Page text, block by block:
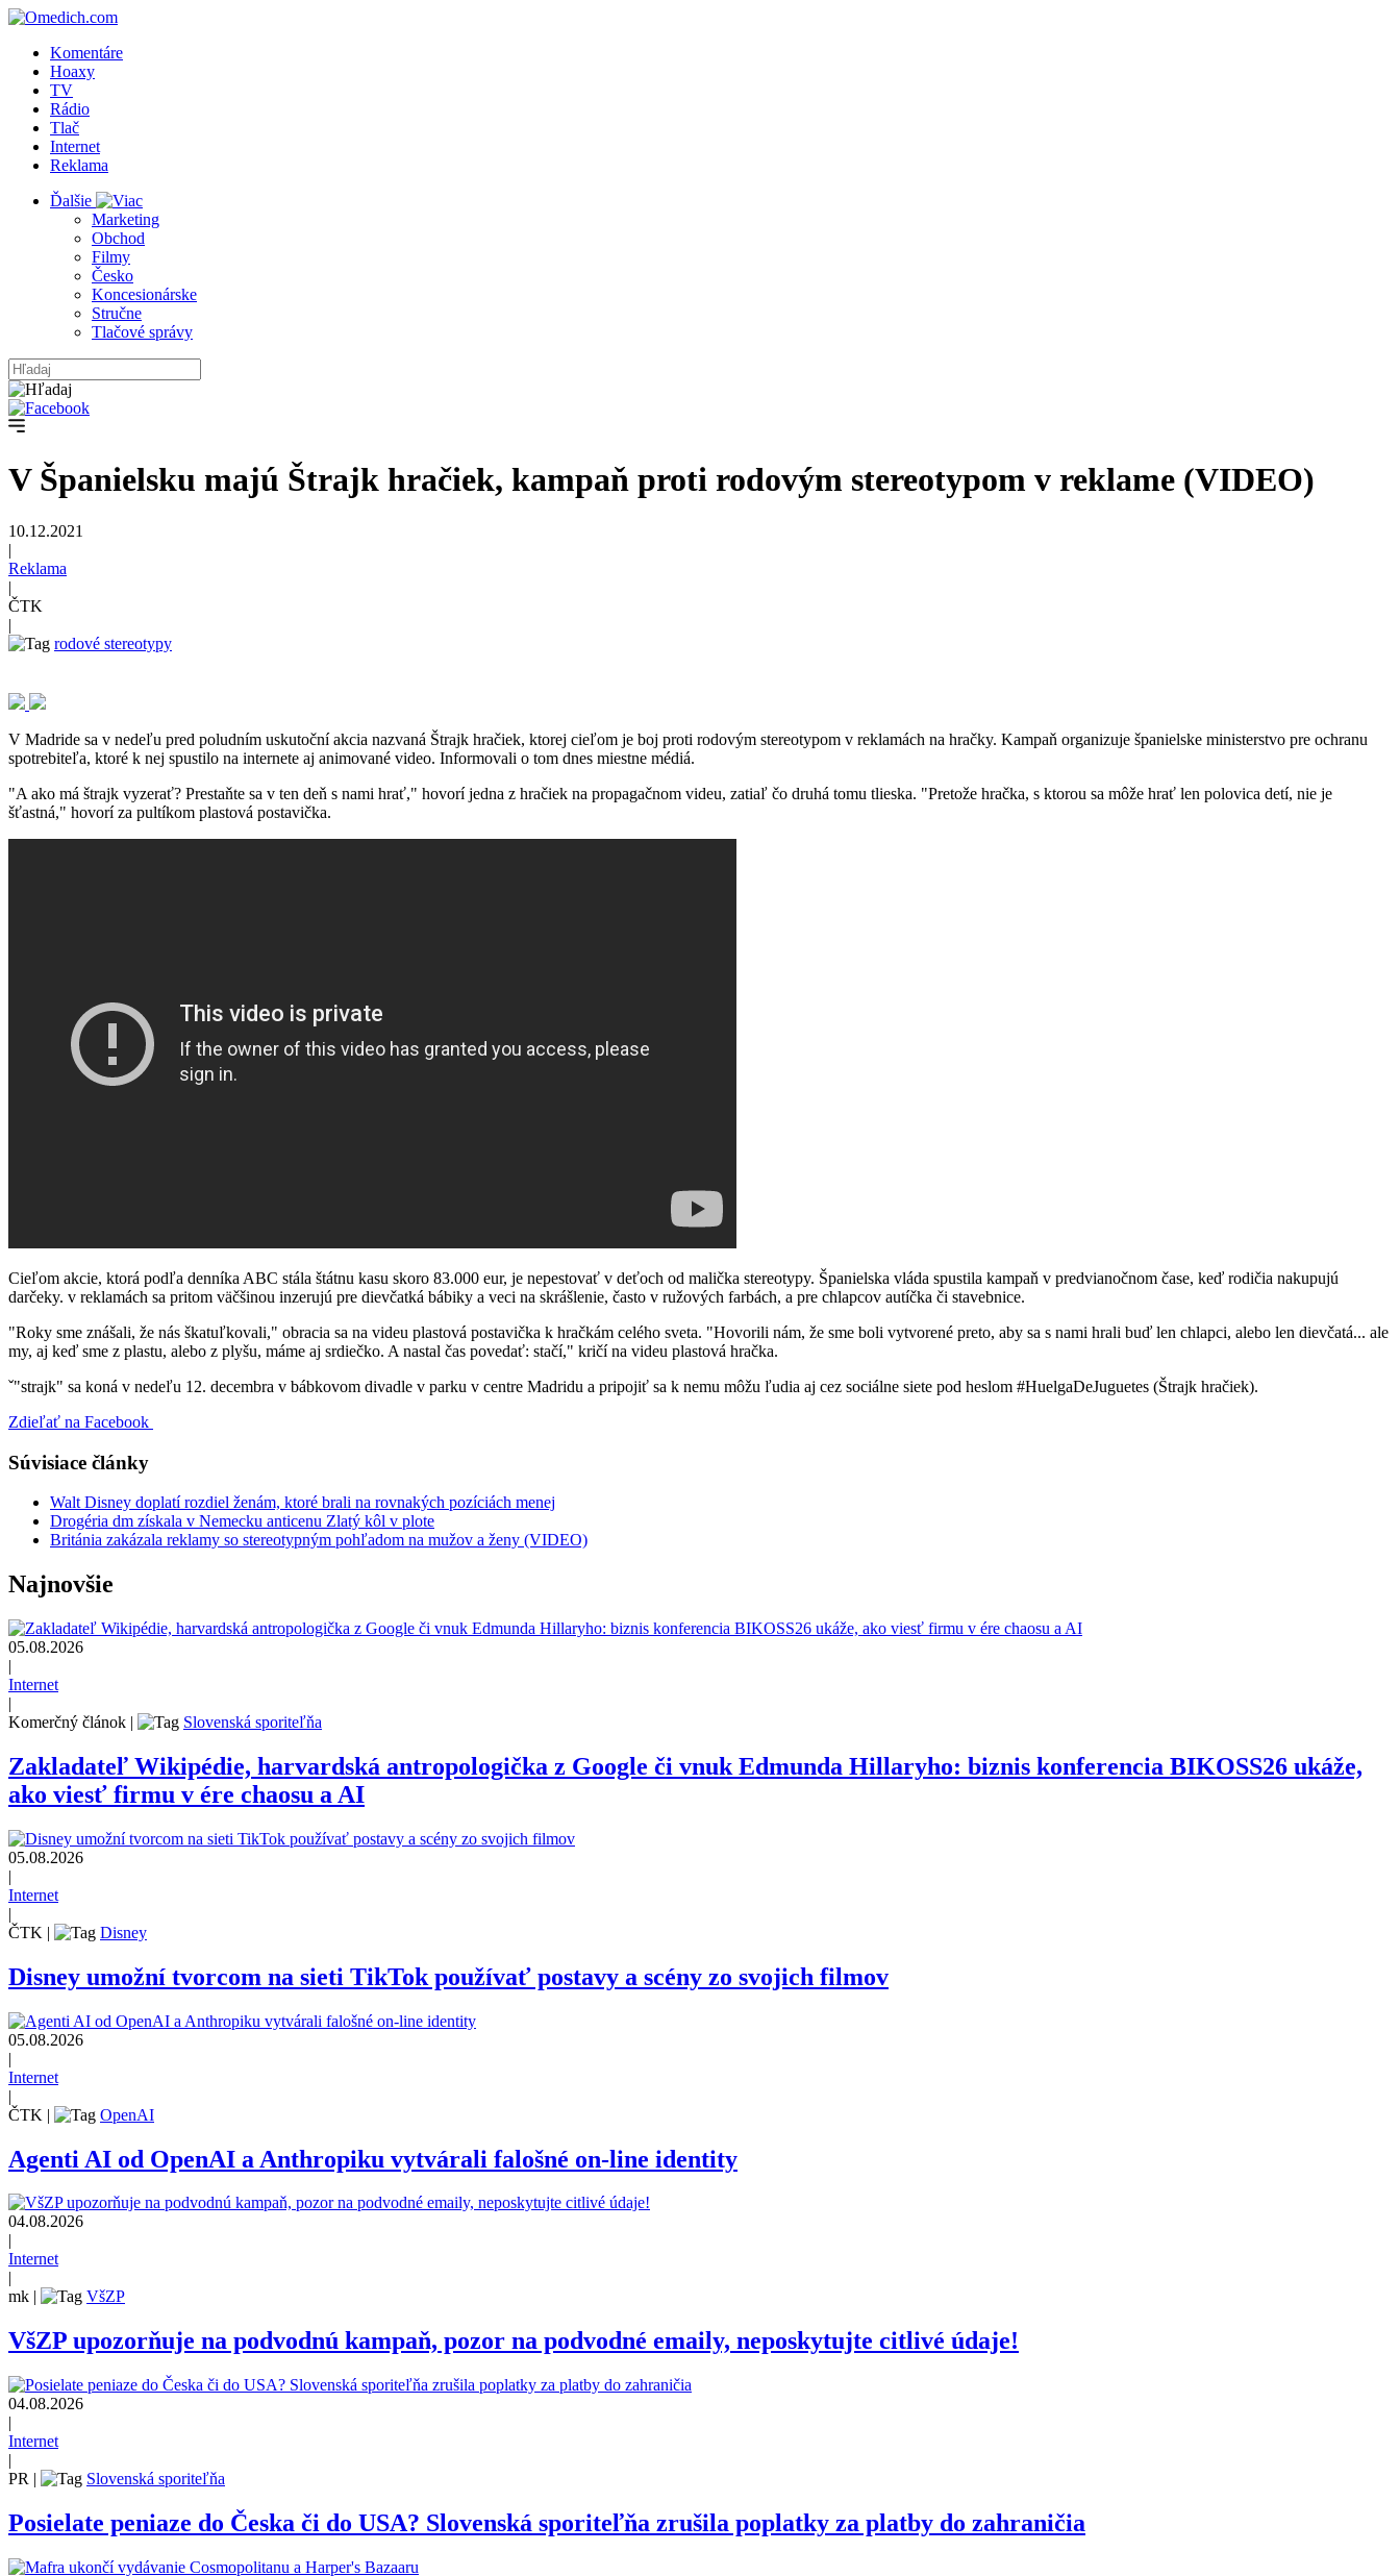
Komentáre
Hoaxy
TV
Rádio
Tlač
Internet
Reklama
Ďalšie
Marketing
Obchod
Filmy
Česko
Koncesionárske
Stručne
Tlačové správy
V Španielsku majú Štrajk hračiek, kampaň proti rodovým stereotypom v reklame (VIDEO)
10.12.2021
|
Reklama
|
ČTK
|
rodové stereotypy
V Madride sa v nedeľu pred poludním uskutoční akcia nazvaná Štrajk hračiek, ktorej cieľom je boj proti rodovým stereotypom v reklamách na hračky. Kampaň organizuje španielske ministerstvo pre ochranu
spotrebiteľa, ktoré k nej spustilo na internete aj animované video. Informovali o tom dnes miestne médiá.
"A ako má štrajk vyzerať? Prestaňte sa v ten deň s nami hrať," hovorí jedna z hračiek na propagačnom videu, zatiaľ čo druhá tomu tlieska. "Pretože hračka, s ktorou sa môže hrať len polovica detí, nie je
šťastná," hovorí za pultíkom plastová postavička.
Cieľom akcie, ktorá podľa denníka ABC stála štátnu kasu skoro 83.000 eur, je nepestovať v deťoch od malička stereotypy. Španielska vláda spustila kampaň v predvianočnom čase, keď rodičia nakupujú
darčeky. v reklamách sa pritom väčšinou inzerujú pre dievčatká bábiky a veci na skrášlenie, často v ružových farbách, a pre chlapcov autíčka či stavebnice.
"Roky sme znášali, že nás škatuľkovali," obracia sa na videu plastová postavička k hračkám celého sveta. "Hovorili nám, že sme boli vytvorené preto, aby sa s nami hrali buď len chlapci, alebo len dievčatá... ale
my, aj keď sme z plastu, alebo z plyšu, máme aj srdiečko. A nastal čas povedať: stačí," kričí na videu plastová hračka.
ˇ"strajk" sa koná v nedeľu 12. decembra v bábkovom divadle v parku v centre Madridu a pripojiť sa k nemu môžu ľudia aj cez sociálne siete pod heslom #HuelgaDeJuguetes (Štrajk hračiek).
Zdieľať na Facebook
Súvisiace články
Walt Disney doplatí rozdiel ženám, ktoré brali na rovnakých pozíciách menej
Drogéria dm získala v Nemecku anticenu Zlatý kôl v plote
Británia zakázala reklamy so stereotypným pohľadom na mužov a ženy (VIDEO)
Najnovšie
05.08.2026
|
Internet
|
Komerčný článok | Slovenská sporiteľňa
Zakladateľ Wikipédie, harvardská antropologička z Google či vnuk Edmunda Hillaryho: biznis konferencia BIKOSS26 ukáže,
ako viesť firmu v ére chaosu a AI
05.08.2026
|
Internet
|
ČTK | Disney
Disney umožní tvorcom na sieti TikTok používať postavy a scény zo svojich filmov
05.08.2026
|
Internet
|
ČTK | OpenAI
Agenti AI od OpenAI a Anthropiku vytvárali falošné on-line identity
04.08.2026
Internet
mk
VšZP
VšZP upozorňuje na podvodnú kampaň, pozor na podvodné emaily, neposkytujte citlivé údaje!
04.08.2026
|
Internet
|
PR | Slovenská sporiteľňa
Posielate peniaze do Česka či do USA? Slovenská sporiteľňa zrušila poplatky za platby do zahraničia